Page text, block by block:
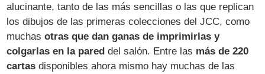
alucinante, tanto de las más sencillas o las que replican
los dibujos de las primeras colecciones del JCC, como
muchasotras que dan ganas de imprimirlas y
colgarlas en la pared del salón. Entre las más de 220
cartas disponibles ahora mismo hay muchas de las